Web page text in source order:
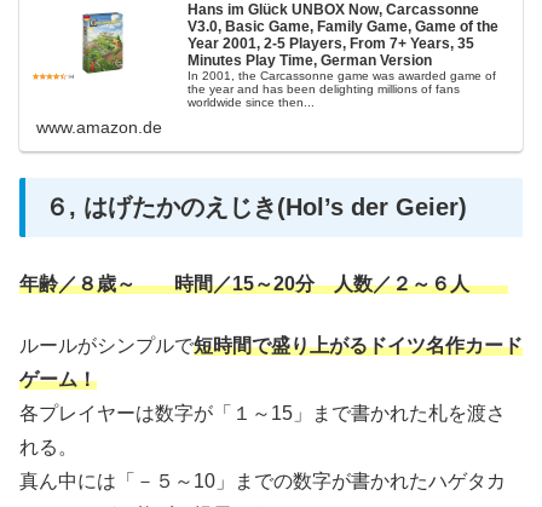
Hans im Glück UNBOX Now, Carcassonne
V3.0, Basic Game, Family Game, Game of the
Year 2001, 2-5 Players, From 7+ Years, 35
Minutes Play Time, German Version
In 2001, the Carcassonne game was awarded game of
the year and has been delighting millions of fans
worldwide since then...
www.amazon.de
６, はげたかのえじき(Hol’s der Geier)
年齢／８歳～ 時間／15～20分 人数／２～６人
ルールがシンプルで短時間で盛り上がるドイツ名作カード
ゲーム！
各プレイヤーは数字が「１～15」まで書かれた札を渡さ
れる。
真ん中には「－５～10」までの数字が書かれたハゲタカ